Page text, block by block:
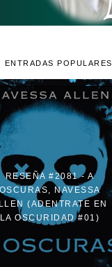
ENTRADAS POPULARES
RESEÑA #2081 - A
NAVESSA
(ADENTRATE EN
LA OSCURIDAD #01)